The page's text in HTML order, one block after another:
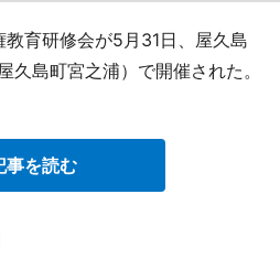
育研修会が5月31日、屋久島
久島町宮之浦）で開催された。
事を読む